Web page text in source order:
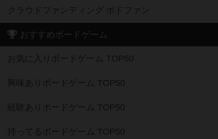
クラウドファンディング ボドファン
おすすめボードゲーム
お気に入りボードゲーム TOP50
興味ありボードゲーム TOP50
経験ありボードゲーム TOP50
持ってるボードゲーム TOP50